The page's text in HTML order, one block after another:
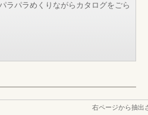
ラパラめくりながらカタログをごら
右ページから抽出